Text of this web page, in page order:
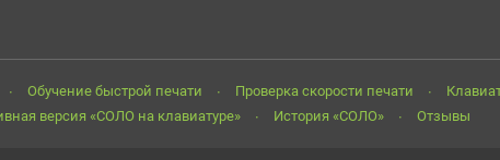
Обучение быстрой печати Проверка скорости печати
версия «СОЛО на клавиатуре» История «СОЛО» Отзывы